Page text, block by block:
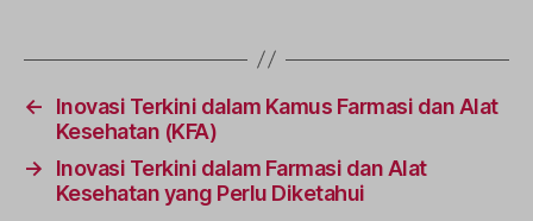
←
Inovasi Terkini dalam Kamus Farmasi dan Alat
Kesehatan (KFA)
→
Inovasi Terkini dalam Farmasi dan Alat
Kesehatan yang Perlu Diketahui